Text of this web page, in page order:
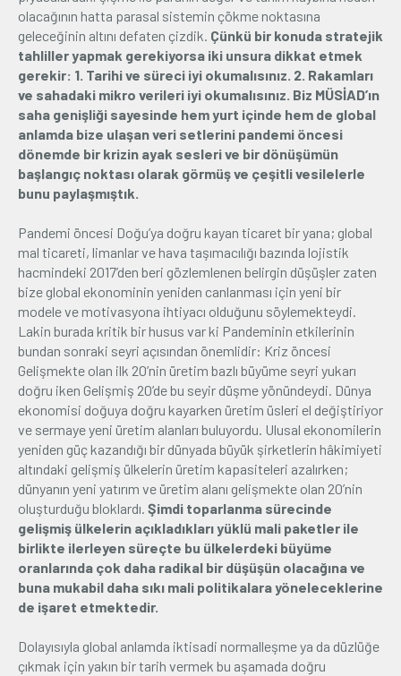
olacağının hatta parasal sistemin çökme noktasına
geleceğinin altını defaten çizdik. Çünkü bir konuda stratejik
tahliller yapmak gerekiyorsa iki unsura dikkat etmek
gerekir: 1. Tarihi ve süreci iyi okumalısınız. 2. Rakamları
ve sahadaki mikro verileri iyi okumalısınız. Biz MÜSİAD’ın
saha genişliği sayesinde hem yurt içinde hem de global
anlamda bize ulaşan veri setlerini pandemi öncesi
dönemde bir krizin ayak sesleri ve bir dönüşümün
başlangıç noktası olarak görmüş ve çeşitli vesilelerle
bunu paylaşmıştık.
Pandemi öncesi Doğu’ya doğru kayan ticaret bir yana; global
mal ticareti, limanlar ve hava taşımacılığı bazında lojistik
hacmindeki 2017’den beri gözlemlenen belirgin düşüşler zaten
bize global ekonominin yeniden canlanması için yeni bir
modele ve motivasyona ihtiyacı olduğunu söylemekteydi.
Lakin burada kritik bir husus var ki Pandeminin etkilerinin
bundan sonraki seyri açısından önemlidir: Kriz öncesi
Gelişmekte olan ilk 20’nin üretim bazlı büyüme seyri yukarı
doğru iken Gelişmiş 20’de bu seyir düşme yönündeydi. Dünya
ekonomisi doğuya doğru kayarken üretim üsleri el değiştiriyor
ve sermaye yeni üretim alanları buluyordu. Ulusal ekonomilerin
yeniden güç kazandığı bir dünyada büyük şirketlerin hâkimiyeti
altındaki gelişmiş ülkelerin üretim kapasiteleri azalırken;
dünyanın yeni yatırım ve üretim alanı gelişmekte olan 20’nin
oluşturduğu bloklardı. Şimdi toparlanma sürecinde
gelişmiş ülkelerin açıkladıkları yüklü mali paketler ile
birlikte ilerleyen süreçte bu ülkelerdeki büyüme
oranlarında çok daha radikal bir düşüşün olacağına ve
buna mukabil daha sıkı mali politikalara yöneleceklerine
de işaret etmektedir.
Dolayısıyla global anlamda iktisadi normalleşme ya da düzlüğe
çıkmak için yakın bir tarih vermek bu aşamada doğru